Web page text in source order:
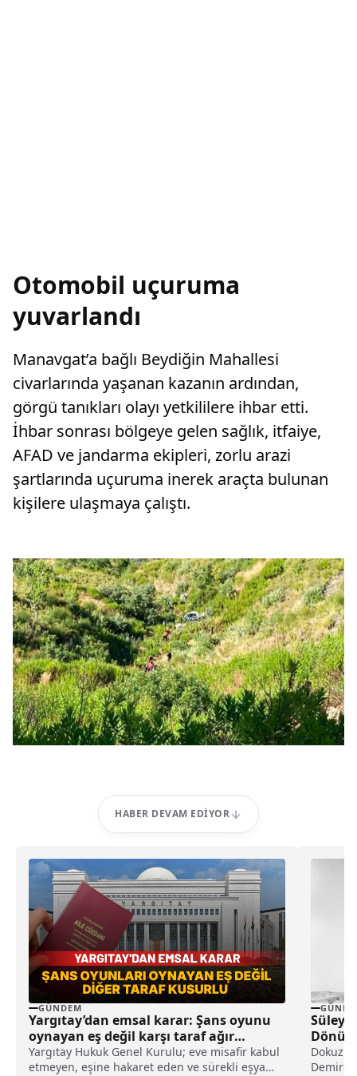
Otomobil uçuruma
yuvarlandı
Manavgat’a bağlı Beydiğin Mahallesi
civarlarında yaşanan kazanın ardından,
görgü tanıkları olayı yetkililere ihbar etti.
İhbar sonrası bölgeye gelen sağlık, itfaiye,
AFAD ve jandarma ekipleri, zorlu arazi
şartlarında uçuruma inerek araçta bulunan
kişilere ulaşmaya çalıştı.
HABER DEVAM EDIYOR
GÜNDEM
Yargıtay’dan emsal karar: Şans oyunu
oynayan eş değil karşı taraf ağır
kusurlu sayıldı
Yargıtay Hukuk Genel Kurulu; eve misafir kabul
etmeyen, eşine hakaret eden ve sürekli eşya